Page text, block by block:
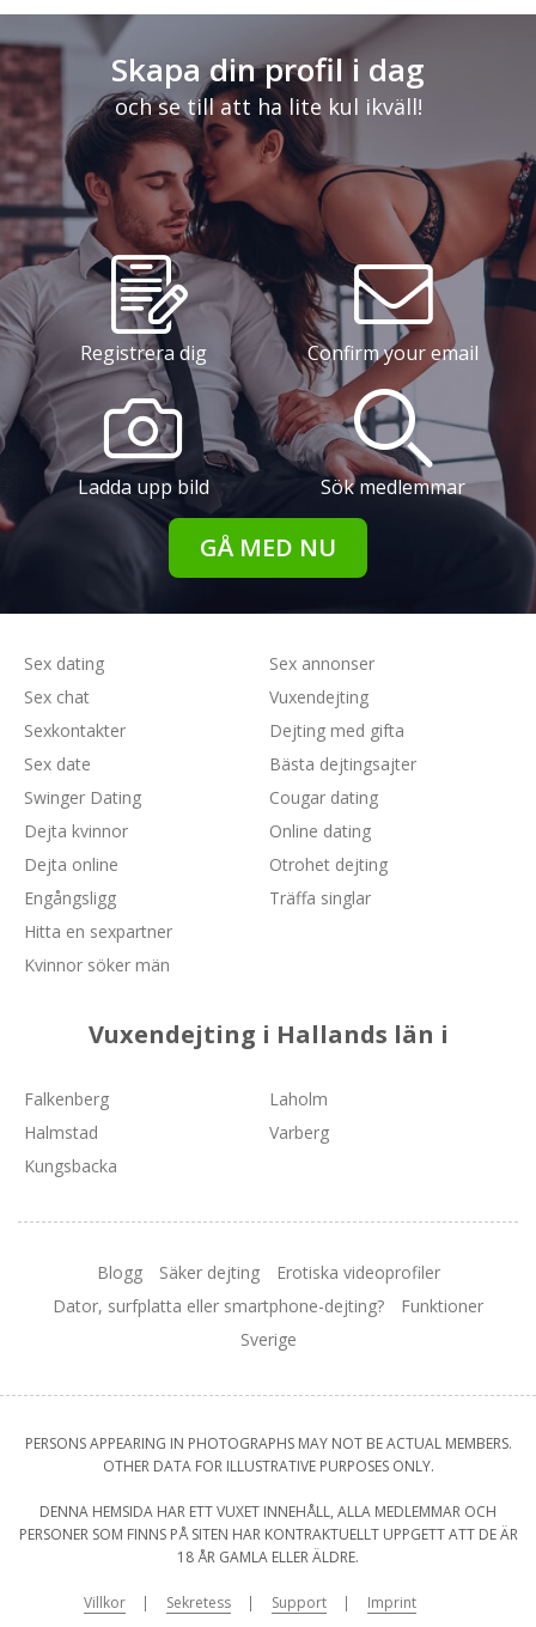
Skapa din profil i dag
och se till att ha lite kul ikväll!
Registrera dig Confirm your email
Ladda upp bild Sök medlemmar
GÅ MED NU
Sex dating
Sex chat
Sexkontakter
Sex date
Swinger Dating
Sex annonser
Vuxendejting
Dejting med gifta
Bästa dejtingsajter
Cougar dating
Dejta kvinnor
Dejta online
Engångsligg
Hitta en sexpartner
Kvinnor söker män
Online dating
Otrohet dejting
Träffa singlar
Vuxendejting i Hallands län i
Falkenberg
Halmstad
Kungsbacka
Laholm
Varberg
Blogg Säker dejting
Erotiska videoprofiler
Dator, surfplatta eller smartphone-dejting?
Funktioner
Sverige
PERSONS APPEARING IN PHOTOGRAPHS MAY NOT BE ACTUAL MEMBERS.
OTHER DATA FOR ILLUSTRATIVE PURPOSES ONLY.
DENNA HEMSIDA HAR ETT VUXET INNEHÅLL, ALLA MEDLEMMAR OCH
PERSONER SOM FINNS PÅ SITEN HAR KONTRAKTUELLT UPPGETT ATT DE ÄR
18 ÅR GAMLA ELLER ÄLDRE.
Villkor Sekretess Support Imprint